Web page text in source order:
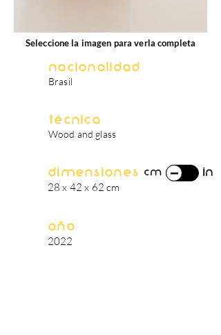
Seleccione la imagen para verla completa
Nacionalidad
Brasil
Técnica
Wood and glass
Dimensiones
28 x 42 x 62 cm
cm in
Año
2022